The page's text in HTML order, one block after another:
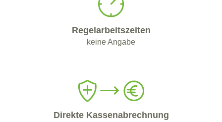
Regelarbeitszeiten
keine Angabe
Direkte Kassenabrechnung